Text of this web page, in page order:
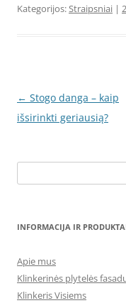
Kategorijos:Straipsniai |
Įrašo
navigacija
← Stogo danga – kaip
išsirinkti geriausią?
INFORMACIJA IR
Apie mus
Klinkerinės plytelės
Klinkeris Visiems